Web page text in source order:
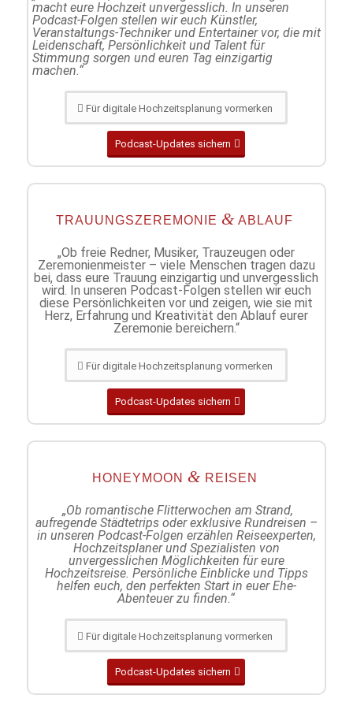
macht eure Hochzeit unvergesslich. In unseren
Podcast-Folgen stellen wir euch Künstler,
Veranstaltungs-Techniker und Entertainer vor, die mit
Leidenschaft, Persönlichkeit und Talent für
Stimmung sorgen und euren Tag einzigartig
machen.“
Für digitale Hochzeitsplanung vormerken
Podcast-Updates sichern
TRAUUNGSZEREMONIE & ABLAUF
„Ob freie Redner, Musiker, Trauzeugen oder
Zeremonienmeister – viele Menschen tragen dazu
bei, dass eure Trauung einzigartig und unvergesslich
wird. In unseren Podcast-Folgen stellen wir euch
diese Persönlichkeiten vor und zeigen, wie sie mit
Herz, Erfahrung und Kreativität den Ablauf eurer
Zeremonie bereichern.“
Für digitale Hochzeitsplanung vormerken
Podcast-Updates sichern
HONEYMOON &REISEN
„Ob romantische Flitterwochen am Strand,
aufregende Städtetrips oder exklusive Rundreisen –
in unseren Podcast-Folgen erzählen Reiseexperten,
Hochzeitsplaner und Spezialisten von
unvergesslichen Möglichkeiten für eure
Hochzeitsreise. Persönliche Einblicke und Tipps
helfen euch, den perfekten Start in euer Ehe-
Abenteuer zu finden.“
Für digitale Hochzeitsplanung vormerken
Podcast-Updates sichern